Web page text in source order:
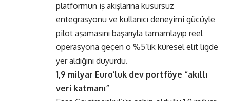
platformun iş akışlarına kusursuz
entegrasyonu ve kullanıcı deneyimi gücüyle
pilot aşamasını başarıyla tamamlayıp reel
operasyona geçen o %5’lik küresel elit ligde
yer aldığını duyurdu.
1,9 milyar Euro’luk dev portföye “akıllı
veri katmanı”